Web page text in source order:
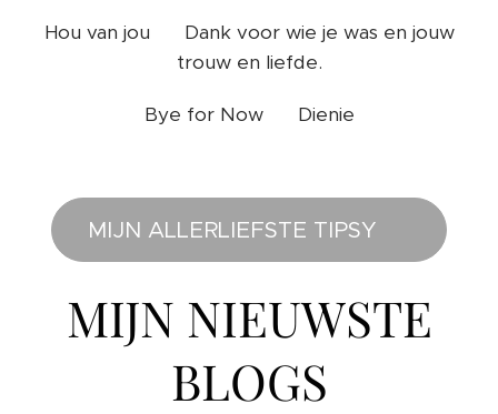
Hou van jou ❤️ Dank voor wie je was en jouw
trouw en liefde.
Bye for Now ❤️ Dienie
MIJN ALLERLIEFSTE TIPSY ❤️
MIJN NIEUWSTE
BLOGS